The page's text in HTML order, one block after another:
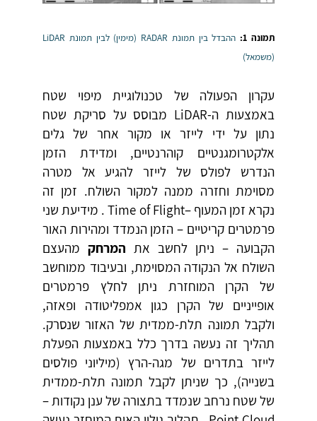
תמונה 1:
ההבדל בין תמונת RADAR (מימין) לבין תמונת LiDAR
(משמאל)
עקרון הפעולה של טכנולוגיית מיפוי שטח
באמצעות ה-LiDAR מבוסס על סריקת שטח
נתון על ידי לייזר או מקור אחר של גלים
אלקטרומגנטיים קוהרנטיים, ומדידת הזמן
הנדרש לפולס של לייזר להגיע אל מטרה
מסוימת וחזרה ממנה למקור השולח. זמן זה
נקרא זמן המעוף –Time of Flight . מידיעת שני
פרמטרים קריטיים – הזמן הנמדד ומהירות האור
הקבועה – ניתן לחשב את המרחק מהעצם
השולח אל הנקודה המסוימת, ובעיבוד ממוחשב
של הקרן המוחזרת ניתן לחלץ פרמטרים
אופייניים של הקרן כגון אמפליטודה ופאזה,
ולקבל תמונה תלת-ממדית של האזור שנסרק.
תהליך זה נעשה בדרך כלל באמצעות הפעלת
לייזר בתדרים של מגה-הרץ (מיליוני פולסים
בשנייה), כך שניתן לקבל תמונה תלת-ממדית
של שטח נרחב שנמדד בתצורה של ענן נקודות –